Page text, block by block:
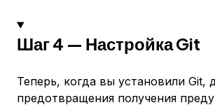
Шаг 4 — Настройка Git
Теперь, когда вы установили Git,
предотвращения получения